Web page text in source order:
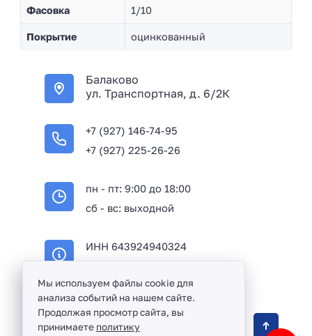
Фасовка 1/10
Покрытие оцинкованный
Балаково
ул. Транспортная, д. 6/2К
+7 (927) 146-74-95
+7 (927) 225-26-26
пн - пт: 9:00 до 18:00
сб - вс: выходной
ИНН 643924940324
Оптовая продажа сантехники и комплектующих
Мы используем файлы cookie для
анализа событий на нашем сайте.
Продолжая просмотр сайта, вы
принимаете политику